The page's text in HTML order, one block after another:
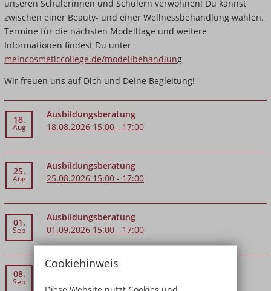
Cookiehinweis
unseren Schülerinnen und Schülern verwöhnen! Du kannst
zwischen einer Beauty- und einer Wellnessbehandlung wählen.
Termine für die nächsten Modelltage und weitere
Informationen findest Du unter
meincosmeticcollege.de/modellbehandlung
Wir freuen uns auf Dich und Deine Begleitung!
18.
Aug
Ausbildungsberatung
18.08.2026 15:00 - 17:00
25.
Aug
Ausbildungsberatung
25.08.2026 15:00 - 17:00
01.
Sep
Ausbildungsberatung
01.09.2026 15:00 - 17:00
08.
Sep
Ausbildungsberatung